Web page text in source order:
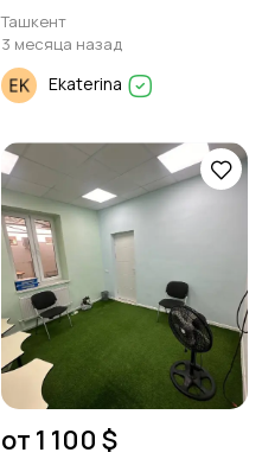
Ташкент
3 месяца назад
Ekaterina
от 1 100 $